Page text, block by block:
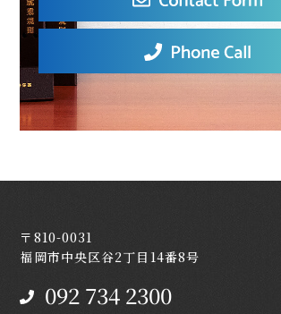
〒810-0031
福岡市中央区谷2丁目14番8号
092 734 2300